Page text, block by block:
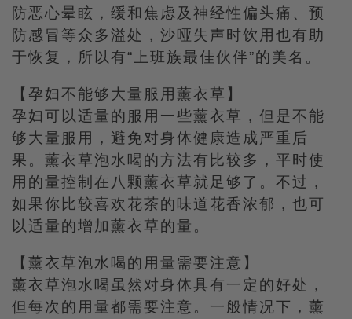
防恶心晕眩，缓和焦虑及神经性偏头痛、预
防感冒等众多溢处，沙哑失声时饮用也有助
于恢复，所以有“上班族最佳伙伴”的美名。
【孕妇不能够大量服用薰衣草】
孕妇可以适量的服用一些薰衣草，但是不能
够大量服用，避免对身体健康造成严重后
果。薰衣草泡水喝的方法有比较多，平时使
用的量控制在八颗薰衣草就足够了。不过，
如果你比较喜欢花茶的味道花香浓郁，也可
以适量的增加薰衣草的量。
【薰衣草泡水喝的用量需要注意】
薰衣草泡水喝虽然对身体具有一定的好处，
但每次的用量都需要注意。一般情况下，薰